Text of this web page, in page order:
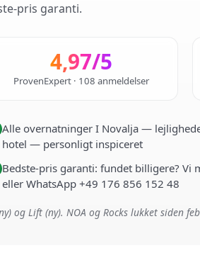
pris garanti.
4,97/5
ProvenExpert · 108 anmeldelser
Alle overnatninger I Novalja —
hotel — personligt inspiceret
Bedste-pris garanti: fundet billigere? Vi
eller WhatsApp +49 176 856 152 48
og Lift (ny). NOA og Rocks lukket siden